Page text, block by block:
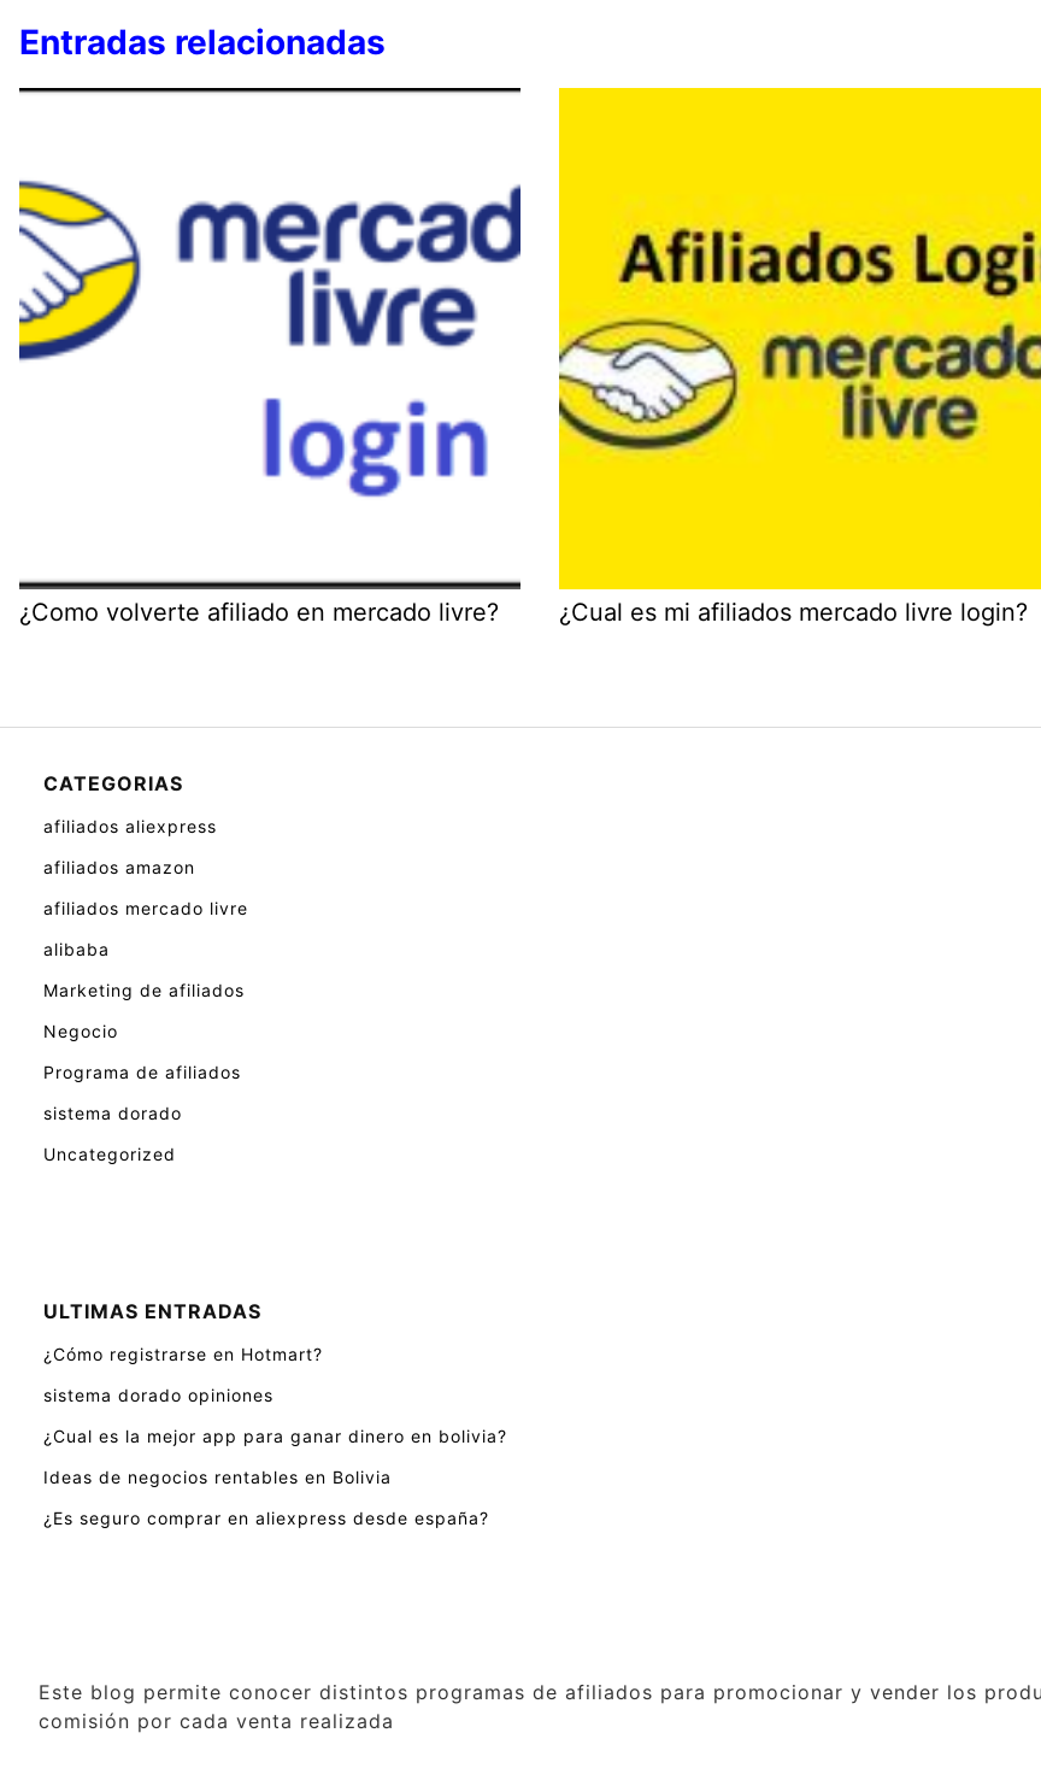
Entradas relacionadas
¿Como volverte afiliado en mercado livre? ¿Cual es mi afiliados mercado livre login?
CATEGORIAS
afiliados aliexpress
afiliados amazon
afiliados mercado livre
alibaba
Marketing de afiliados
Negocio
Programa de afiliados
sistema dorado
Uncategorized
ULTIMAS ENTRADAS
¿Cómo registrarse en Hotmart?
sistema dorado opiniones
¿Cual es la mejor app para ganar dinero en bolivia?
Ideas de negocios rentables en Bolivia
¿Es seguro comprar en aliexpress desde españa?
Este blog permite conocer distintos programas de afiliados para promocionar y vender los
comisión por cada venta realizada